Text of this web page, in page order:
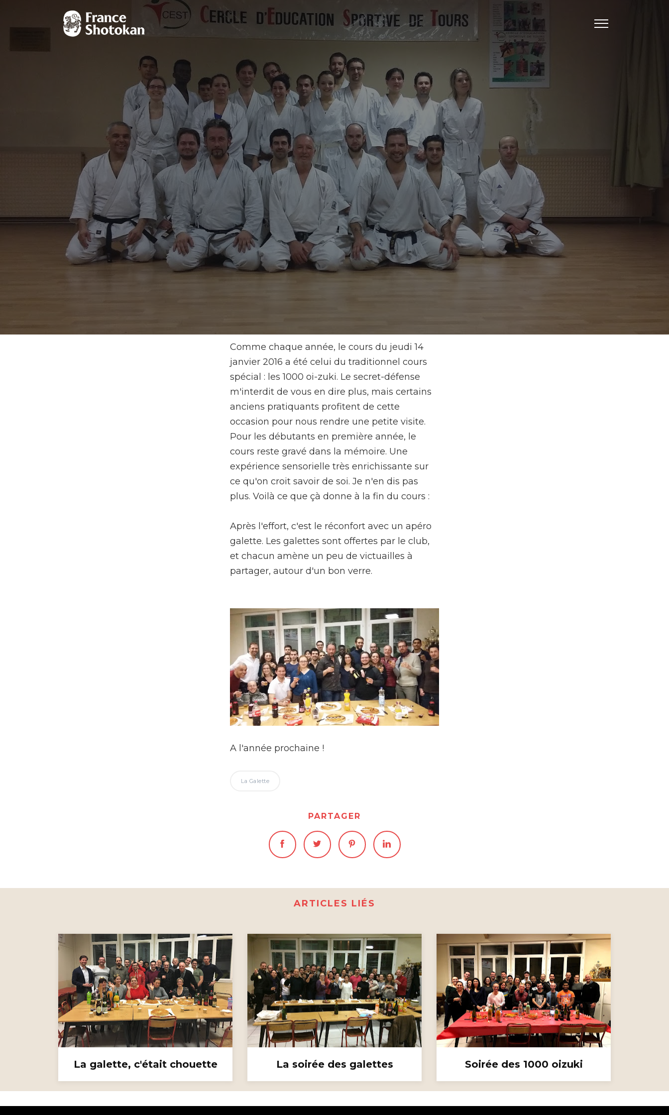
LA GALETTE
Comme chaque année, le cours du jeudi 14
janvier 2016 a été celui du traditionnel cours
spécial : les 1000 oi-zuki. Le secret-défense
m'interdit de vous en dire plus, mais certains
anciens pratiquants profitent de cette
occasion pour nous rendre une petite visite.
Pour les débutants en première année, le
cours reste gravé dans la mémoire. Une
expérience sensorielle très enrichissante sur
ce qu'on croit savoir de soi. Je n'en dis pas
plus. Voilà ce que çà donne à la fin du cours :
Après l'effort, c'est le réconfort avec un apéro
galette. Les galettes sont offertes par le club,
et chacun amène un peu de victuailles à
partager, autour d'un bon verre.
A l'année prochaine !
La Galette
PARTAGER
ARTICLES LIÉS
La galette, c'était chouette La soirée des galettes Soirée des 1000 oizuki